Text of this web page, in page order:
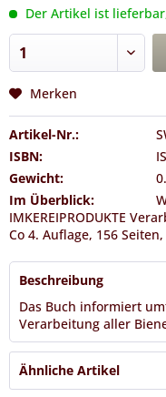
Der Artikel ist
Merken
Artikel-Nr.:
ISBN:
Gewicht:
Im Überblick:
IMKEREIPRODUKTE
Co 4. Auflage, 156
Beschreibung
Das Buch informiert
Verarbeitung aller
Ähnliche Artikel